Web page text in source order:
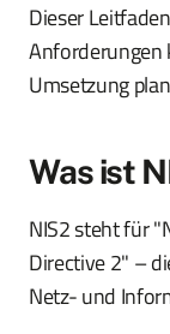
Dieser
Anforderungen
Umsetzung
Was ist
NIS2 steht für
Directive 2" –
Netz- und